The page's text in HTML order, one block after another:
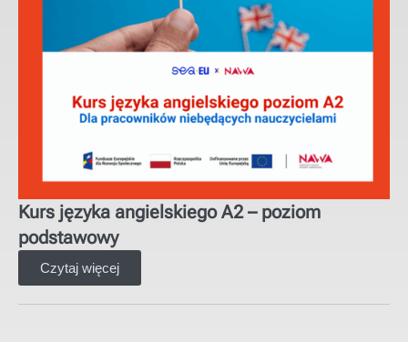
Kurs języka angielskiego A2 – poziom
podstawowy
Czytaj więcej